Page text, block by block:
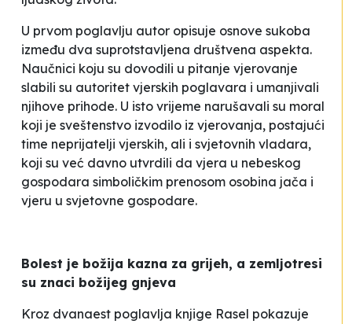
U prvom poglavlju autor opisuje osnove sukoba
između dva suprotstavljena društvena aspekta.
Naučnici koju su dovodili u pitanje vjerovanje
slabili su autoritet vjerskih poglavara i umanjivali
njihove prihode. U isto vrijeme narušavali su moral
koji je sveštenstvo izvodilo iz vjerovanja, postajući
time neprijatelji vjerskih, ali i svjetovnih vladara,
koji su već davno utvrdili da vjera u nebeskog
gospodara simboličkim prenosom osobina jača i
vjeru u svjetovne gospodare.
Bolest je božija kazna za grijeh, a zemljotresi
su znaci božijeg gnjeva
Kroz dvanaest poglavlja knjige Rasel pokazuje